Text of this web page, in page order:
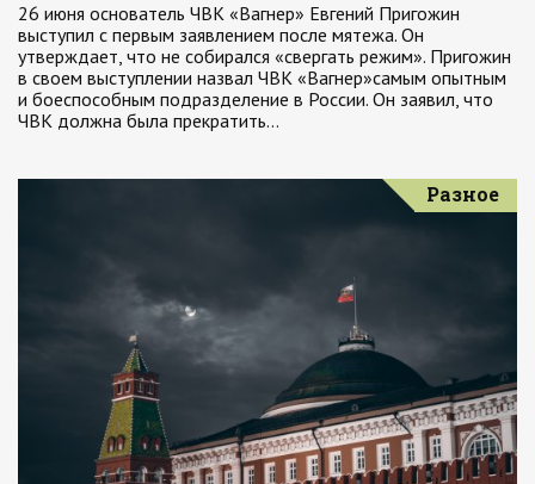
26 июня основатель ЧВК «Вагнер» Евгений Пригожин
выступил с первым заявлением после мятежа. Он
утверждает, что не собирался «свергать режим». Пригожин
в своем выступлении назвал ЧВК «Вагнер»самым опытным
и боеспособным подразделение в России. Он заявил, что
ЧВК должна была прекратить…
Разное